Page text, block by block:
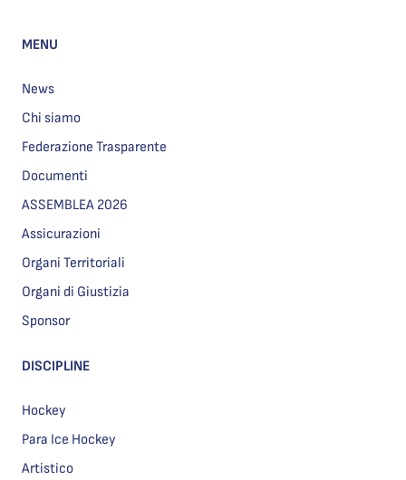
MENU
News
Chi siamo
Federazione Trasparente
Documenti
ASSEMBLEA 2026
Assicurazioni
Organi Territoriali
Organi di Giustizia
Sponsor
DISCIPLINE
Hockey
Para Ice Hockey
Artistico